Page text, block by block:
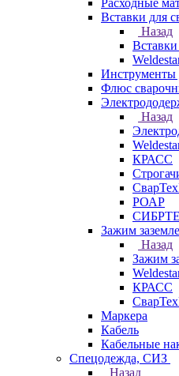
Расходные
Вставки для
Назад
Вставки
Инструменты
Флюс
Назад
КРАСС
РОАР
Зажим
Назад
Зажим
КРАСС
Маркера
Кабель
Кабельные
Спецодежда, СИЗ
Назад